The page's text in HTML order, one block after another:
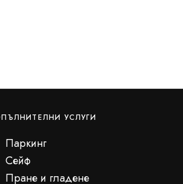
УСЛУГИ
Паркинг
Сейф
Пране и гладене